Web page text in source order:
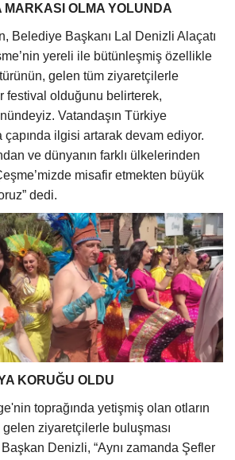
MARKASI OLMA YOLUNDA
Belediye Başkanı Lal Denizli Alaçatı
yereli ile bütünleşmiş özellikle
gelen tüm ziyaretçilerle
festival olduğunu belirterek,
Vatandaşın Türkiye
ilgisi artarak devam ediyor.
ve dünyanın farklı ülkelerinden
misafir etmekten büyük
dedi.
KORUĞU OLDU
toprağında yetişmiş olan otların
ziyaretçilerle buluşması
Denizli, “Aynı zamanda Şefler